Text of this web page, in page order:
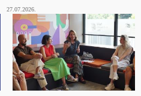
27.07.2026.